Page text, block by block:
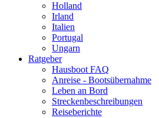
Holland
Irland
Italien
Portugal
Ungarn
Ratgeber
Hausboot FAQ
Anreise - Bootsübernahme
Leben an Bord
Streckenbeschreibungen
Reiseberichte